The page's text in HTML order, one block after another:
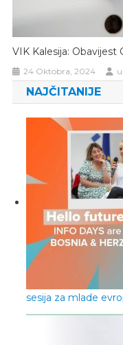
VIK Kalesija: Obavijest
24 Oktobra, 2024
NAJČITANIJE
sesija za mlade